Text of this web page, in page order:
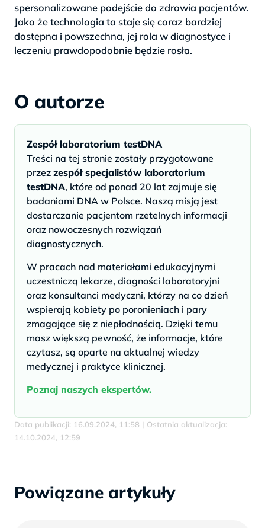
spersonalizowane podejście do zdrowia pacjentów.
Jako że technologia ta staje się coraz bardziej
dostępna i powszechna, jej rola w diagnostyce i
leczeniu prawdopodobnie będzie rosła.
O autorze
Zespół laboratorium testDNA
Treści na tej stronie zostały przygotowane
przez zespół specjalistów laboratorium
testDNA, które od ponad 20 lat zajmuje się
badaniami DNA w Polsce. Naszą misją jest
dostarczanie pacjentom rzetelnych informacji
oraz nowoczesnych rozwiązań
diagnostycznych.
W pracach nad materiałami edukacyjnymi
uczestniczą lekarze, diagności laboratoryjni
oraz konsultanci medyczni, którzy na co dzień
wspierają kobiety po poronieniach i pary
zmagające się z niepłodnością. Dzięki temu
masz większą pewność, że informacje, które
czytasz, są oparte na aktualnej wiedzy
medycznej i praktyce klinicznej.
Poznaj naszych ekspertów.
Data publikacji: 16.09.2024, 11:58 | Ostatnia aktualizacja:
14.10.2024, 12:59
Powiązane artykuły